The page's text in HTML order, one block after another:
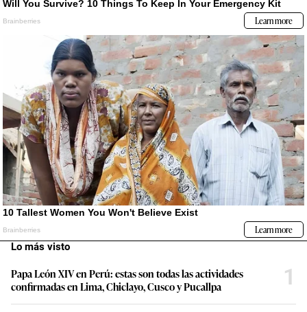
Lo más visto
Papa León XIV en Perú: estas son todas las actividades
confirmadas en Lima, Chiclayo, Cusco y Pucallpa
1